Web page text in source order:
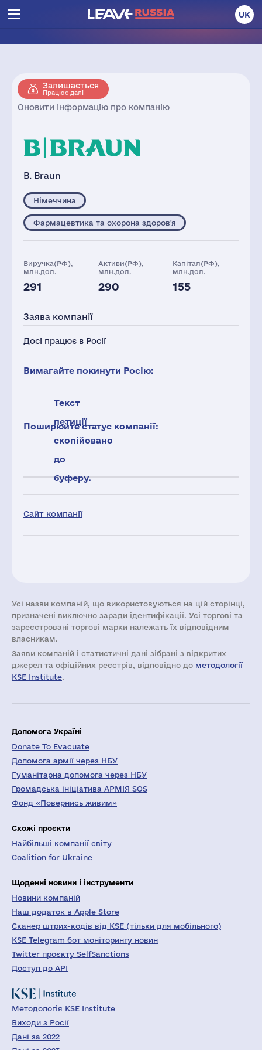
UK
Залишається
Працює далі
Оновити інформацію про компанію
B. Braun
Сайт компанії
Німеччина
Фармацевтика та охорона здоров'я
Виручка(РФ),
млн.дол.
291
Активи(РФ),
млн.дол.
290
Капітал(РФ),
млн.дол.
155
7303
Заява компанії
Досі працює в Росії
Вимагайте покинути Росію:
Текст
петиції
скопійовано
до
буферу.
Поширюйте статус компанії:
Усі назви компаній, що використовуються на цій сторінці,
призначені виключно заради ідентифікації. Усі торгові та
зареєстровані торгові марки належать їх відповідним
власникам.
Заяви компаній i статистичні дані зібрані з відкритих
джерел та офіційних реєстрів, відповідно до методології
KSE Institute.
Допомога Україні
Donate To Evacuate
Допомога армії через НБУ
Гуманітарна допомога через НБУ
Громадська ініціатива АРМІЯ SOS
Фонд «Повернись живим»
Схожі проєкти
Найбільші компанії світу
Coalition for Ukraine
Щоденні новини і інструменти
Новини компаній
Наш додаток в Apple Store
Сканер штрих-кодів від KSE (тільки для мобільного)
KSE Telegram бот моніторингу новин
Twitter проєкту SelfSanctions
Доступ до API
Методологія KSE Institute
Виходи з Росії
Дані за 2022